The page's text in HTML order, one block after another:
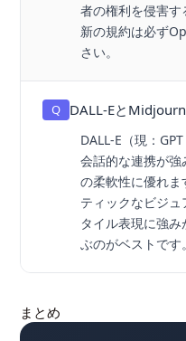
者の権利を侵害
新の規約は必ず
さい。
Q DALL-Eと
DALL-E（現：
会話的な連携が
の柔軟性に優れ
ティックなビジ
タイル表現に強
ぶのがベストです。
まとめ